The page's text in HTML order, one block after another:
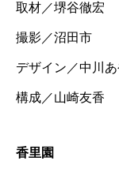
取材／堺谷徹宏
撮影／沼田市
デザイン／中川
構成／山崎友香
香里園